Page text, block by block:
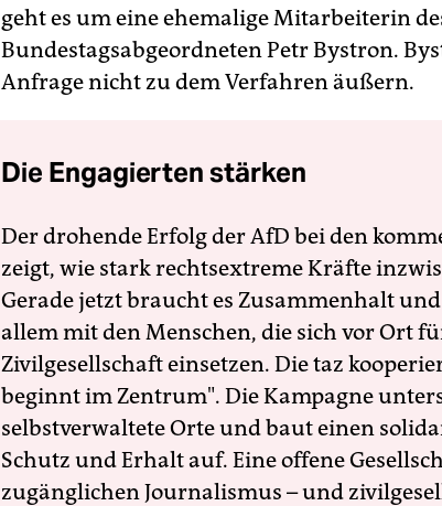
geht es um eine ehemalige Mitarbeiterin
Bundestagsabgeordneten Petr Bystron.
Anfrage nicht zu dem Verfahren äußern.
Die Engagierten stärken
Der drohende Erfolg der AfD bei den
zeigt, wie stark rechtsextreme Kräfte
Gerade jetzt braucht es Zusammenhalt
allem mit den Menschen, die sich vor Ort
Zivilgesellschaft einsetzen. Die taz
beginnt im Zentrum". Die Kampagne
selbstverwaltete Orte und baut einen
Schutz und Erhalt auf. Eine offene
zugänglichen Journalismus – und